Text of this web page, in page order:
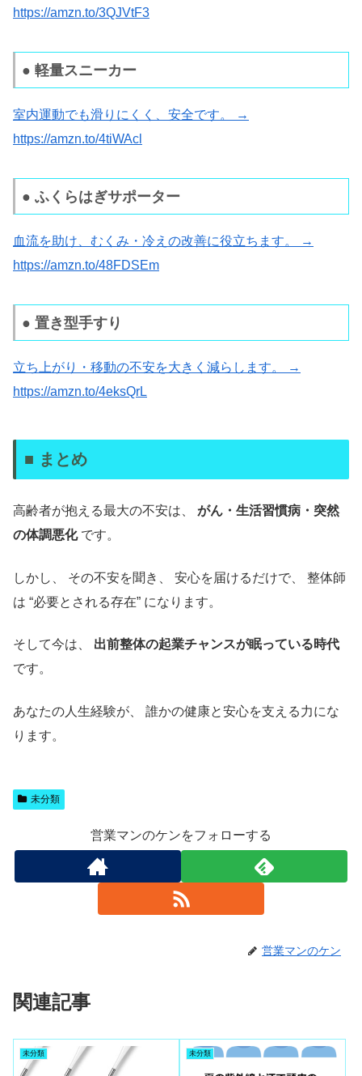
https://amzn.to/3QJVtF3
● 軽量スニーカー
室内運動でも滑りにくく、安全です。 →
https://amzn.to/4tiWAcl
● ふくらはぎサポーター
血流を助け、むくみ・冷えの改善に役立ちます。 →
https://amzn.to/48FDSEm
● 置き型手すり
立ち上がり・移動の不安を大きく減らします。 →
https://amzn.to/4eksQrL
■ まとめ
高齢者が抱える最大の不安は、 がん・生活習慣病・突然
の体調悪化です。
しかし、 その不安を聞き、 安心を届けるだけで、 整体師
は “必要とされる存在” になります。
そして今は、 出前整体の起業チャンスが眠っている時代
です。
あなたの人生経験が、 誰かの健康と安心を支える力にな
ります。
未分類
営業マンのケンをフォローする
営業マンのケン
関連記事
未分類 未分類